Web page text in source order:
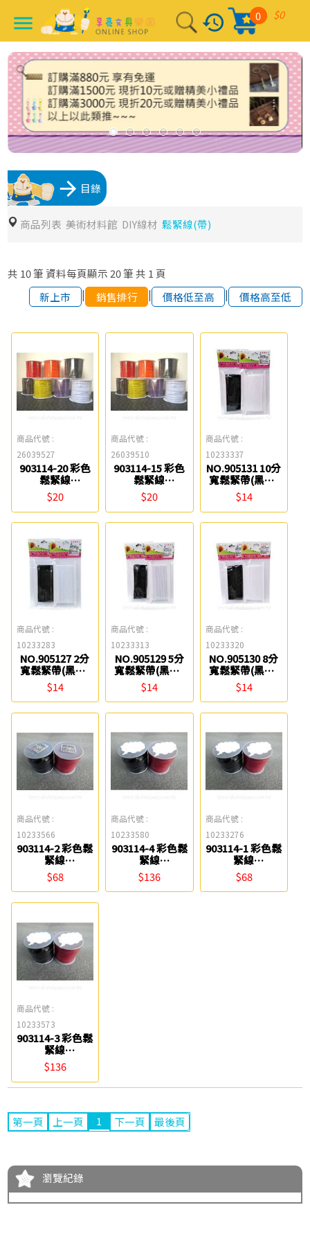
menu history $0
0
arrow_forward 目錄
商品列表 美術材料館 DIY線材 鬆緊線(帶)
共 10筆 資料每頁顯示 20筆 共 1頁
新上市
| 銷售排行 | 價格低至高 | 價格高至低
商品代號 :
26039527
903114-20 彩色
鬆緊線
(2.0mm*3M) 星
宇
$20
商品代號 :
26039510
903114-15 彩色
鬆緊線
(1.5mm*3M) 星
宇
$20
商品代號 :
10233337
NO.905131 10分
寬鬆緊帶(黑色/
白色) 星宇
$14
商品代號 :
10233283
NO.905127 2分
寬鬆緊帶(黑色/
白色) 星宇
$14
商品代號 :
10233313
NO.905129 5分
寬鬆緊帶(黑色/
白色) 星宇
$14
商品代號 :
10233320
NO.905130 8分
寬鬆緊帶(黑色/
白色) 星宇
$14
商品代號 :
10233566
903114-2 彩色鬆
緊線
(1.5mm*30M) 星
宇
$68
商品代號 :
10233580
903114-4 彩色鬆
緊線
(2.5mm*50M) 星
宇
$136
商品代號 :
10233276
903114-1 彩色鬆
緊線
(1.2mm*50M) 星
宇
$68
商品代號 :
10233573
903114-3 彩色鬆
緊線
(1.5mm*100M)
星宇
$136
第一頁 上一頁 1 下一頁 最後頁
瀏覽紀錄